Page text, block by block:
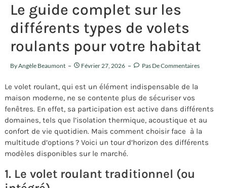
Le guide complet sur les
différents types de volets
roulants pour votre habitat
ByAngèle Beaumont Février 27, 2026 Pas De Commentaires
Le volet roulant, qui est un élément indispensable de la
maison moderne, ne se contente plus de sécuriser vos
fenêtres. En effet, sa participation est active dans différents
domaines, tels que l’isolation thermique, acoustique et au
confort de vie quotidien. Mais comment choisir face à la
multitude d’options ? Voici un tour d’horizon des différents
modèles disponibles sur le marché.
1. Le volet roulant traditionnel (ou